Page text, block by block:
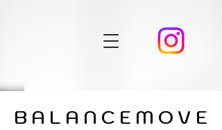
B A L A N C E M O V E
B A L A N C E M O V E
B A L A N C E M O V E
B A L A N C E M O V E